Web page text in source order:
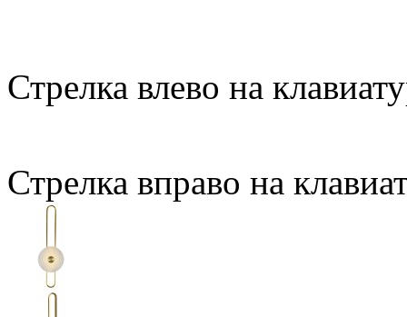
Стрелка влево на
Стрелка вправо на